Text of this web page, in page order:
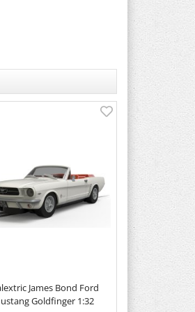
James Bond Ford
Goldfinger 1:32